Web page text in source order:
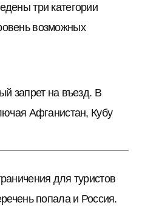
три категории
возможных
запрет на въезд. В
Афганистан, Кубу
для туристов
попала и Россия.